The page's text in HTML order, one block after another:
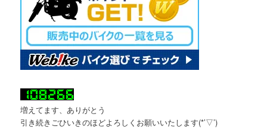
増えてます、ありがとう
引き続きごひいきのほどよろしくお願いいたします(*’▽’)